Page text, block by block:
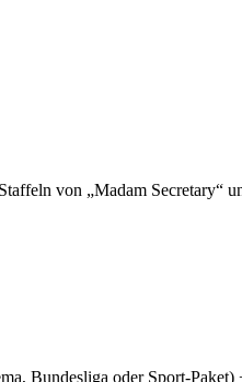
von „Madam Secretary“
Bundesliga oder Sport-